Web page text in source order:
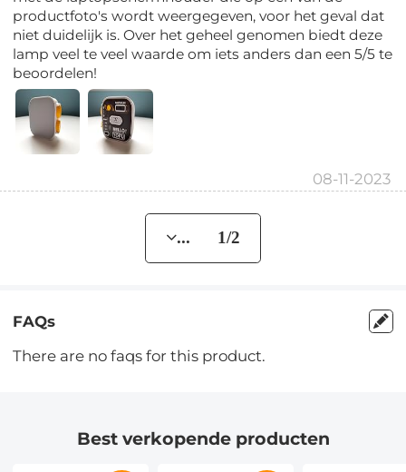
productfoto's wordt weergegeven, voor het geval dat
niet duidelijk is. Over het geheel genomen biedt deze
lamp veel te veel waarde om iets anders dan een 5/5 te
beoordelen!
08-11-2023
... 1/2
FAQs
There are no faqs for this product.
Best verkopende producten